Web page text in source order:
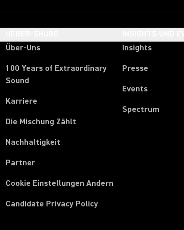
Über-Uns
100 Years of Extraordinary
Sound
Karriere
Die Mischung Zählt
Nachhaltigkeit
Partner
Cookie Einstellungen Andern
Candidate Privacy Policy
Insights
Presse
Events
Spectrum